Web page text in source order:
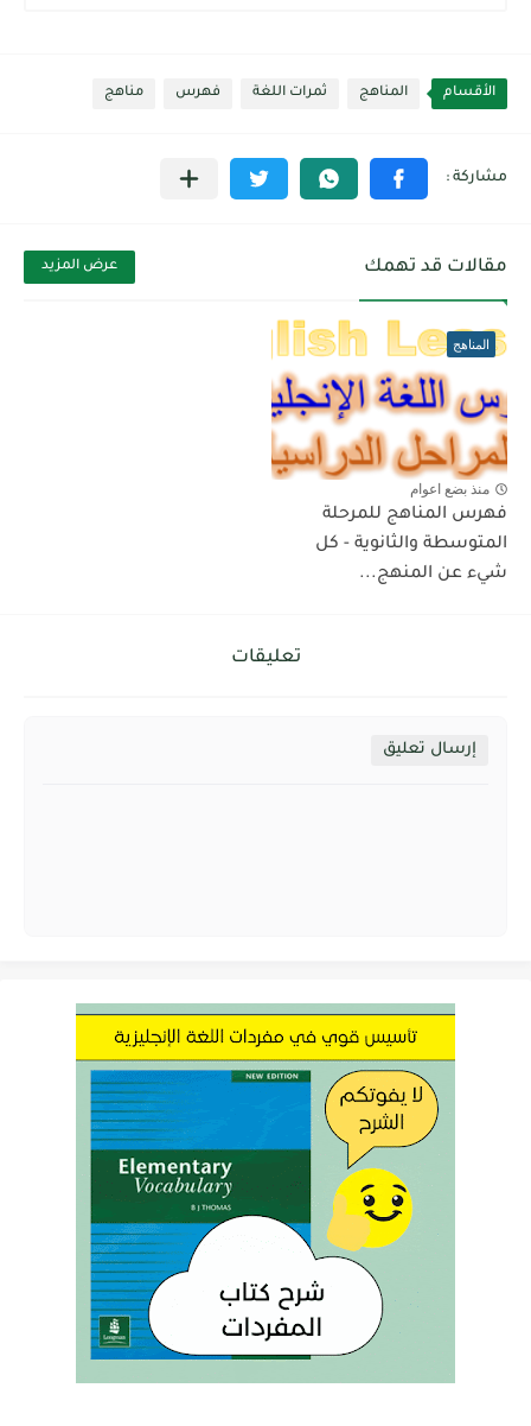
الأقسام المناهج ثمرات اللغة فهرس مناهج
مقالات قد تهمك عرض المزيد
المناهج
منذ بضع اعوام
فهرس المناهج للمرحلة
المتوسطة والثانوية - كل
شيء عن المنهج...
تعليقات
إرسال تعليق